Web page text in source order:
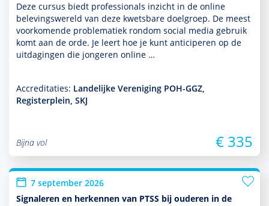
Deze cursus biedt professionals inzicht in de online
belevingswereld van deze kwetsbare doel­groep. De meest
voor­komende proble­ma­tiek ron­dom social media gebruik
komt aan de orde. Je leert hoe je kunt anticiperen op de
uitdagingen die jongeren online …
Accreditaties: Landelijke Vereniging POH-GGZ,
Registerplein, SKJ
Bijna vol € 335
7 september 2026
Signaleren en herkennen van PTSS bij ouderen in de